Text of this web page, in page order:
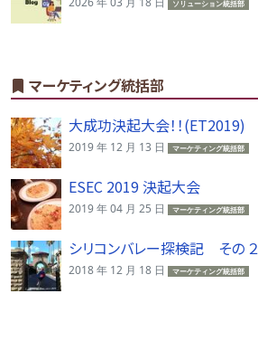
ソリューション統括部
マーケティング統括部
大成功決起大会！！(ET2019)
2019 年 12 月 13 日 マーケティング統括部
ESEC 2019 決起大会
2019 年 04 月 25 日 マーケティング統括部
シリコンバレー探検記 その ２
2018 年 12 月 18 日 マーケティング統括部